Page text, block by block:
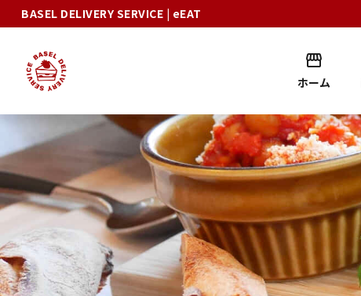
BASEL DELIVERY SERVICE | eEAT
ホーム